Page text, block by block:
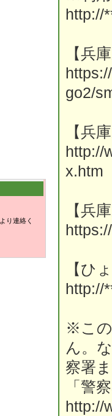
http://
【兵
go2/
【兵
http://
x.htm
【兵
【ひ
http://
※この
ん。
察署
「警
http://
より連絡く